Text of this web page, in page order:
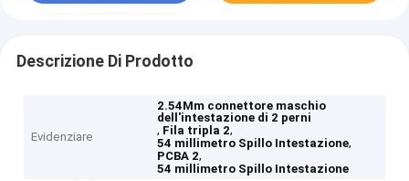
Descrizione Di Prodotto
Evidenziare
2.54Mm connettore maschio
dell'intestazione di 2 perni
, Fila tripla 2,
54 millimetro Spillo Intestazione,
PCBA 2,
54 millimetro Spillo Intestazione